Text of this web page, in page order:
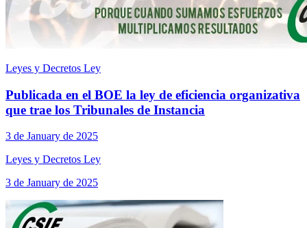
Leyes y Decretos Ley
Publicada en el BOE la ley de eficiencia organizativa
que trae los Tribunales de Instancia
3 de January de 2025
Leyes y Decretos Ley
3 de January de 2025